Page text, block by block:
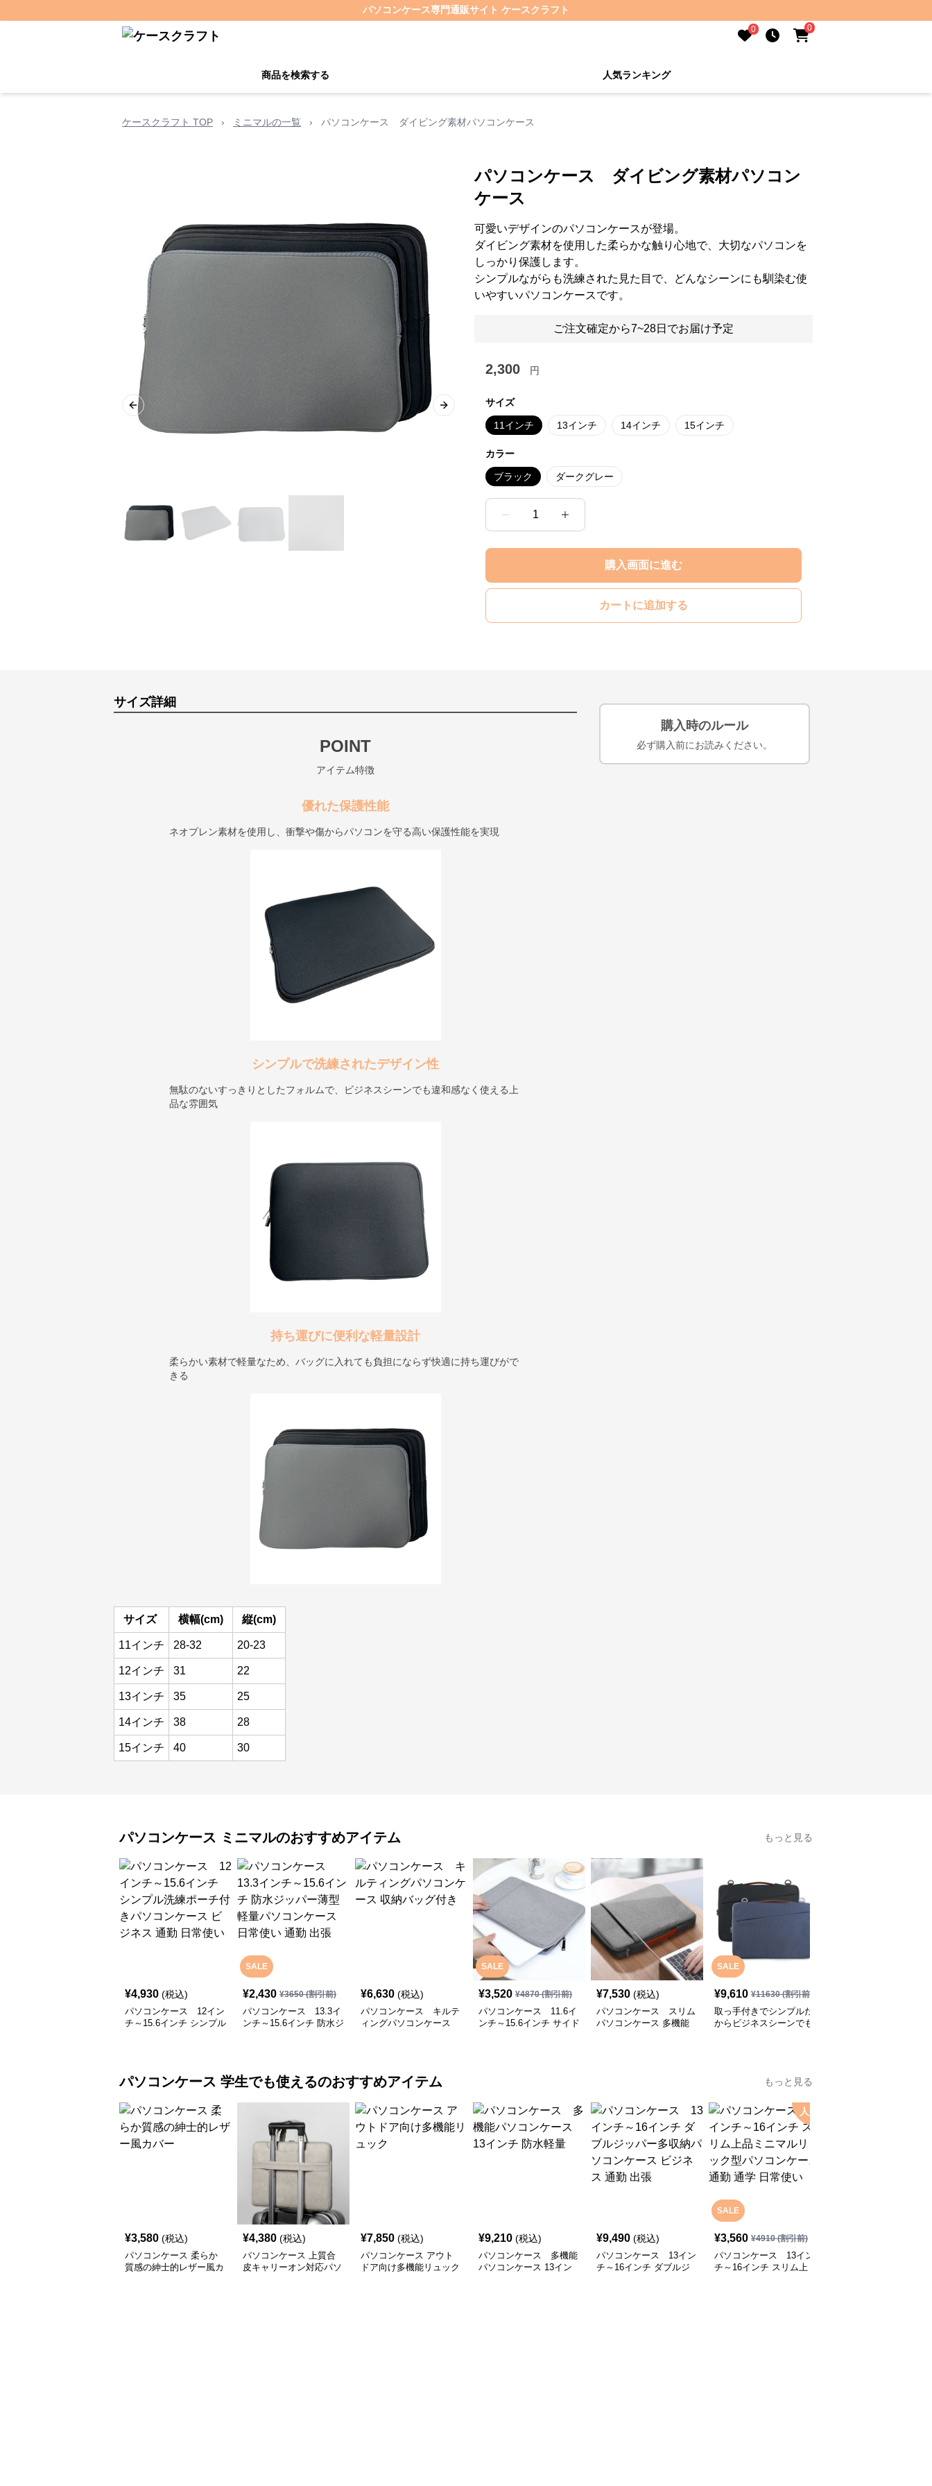
パソコンケース専門通販サイト ケースクラフト
0 0
商品を検索する 人気ランキング
ケースクラフト TOP › ミニマルの一覧 › パソコンケース ダイビング素材パソコンケース
Previous slide Next slide
パソコンケース ダイビング素材パソコン
ケース
可愛いデザインのパソコンケースが登場。
ダイビング素材を使用した柔らかな触り心地で、大切なパソコンを
しっかり保護します。
シンプルながらも洗練された見た目で、どんなシーンにも馴染む使
いやすいパソコンケースです。
ご注文確定から7~28日でお届け予定
2,300 円
サイズ
11インチ 13インチ 14インチ 15インチ
カラー
ブラック ダークグレー
1
購入画面に進む
カートに追加する
サイズ詳細
POINT
アイテム特徴
優れた保護性能
ネオプレン素材を使用し、衝撃や傷からパソコンを守る高い保護性能を実現
シンプルで洗練されたデザイン性
無駄のないすっきりとしたフォルムで、ビジネスシーンでも違和感なく使える上
品な雰囲気
持ち運びに便利な軽量設計
柔らかい素材で軽量なため、バッグに入れても負担にならず快適に持ち運びがで
きる
サイズ 横幅(cm) 縦(cm)
11インチ 28-32 20-23
12インチ 31 22
13インチ 35 25
14インチ 38 28
15インチ 40 30
購入時のルール
必ず購入前にお読みください。
パソコンケース ミニマルのおすすめアイテム もっと見る
¥4,930 (税込)
パソコンケース 12イン
チ～15.6インチ シンプル
SALE
¥2,430 ¥3650(割引前)
パソコンケース 13.3イ
ンチ～15.6インチ 防水ジ
¥6,630 (税込)
パソコンケース キルテ
ィングパソコンケース
SALE
¥3,520 ¥4870(割引前)
パソコンケース 11.6イ
ンチ～15.6インチ サイド
¥7,530 (税込)
パソコンケース スリム
パソコンケース 多機能
SALE
¥9,610 ¥11630(割引前)
取っ手付きでシンプルだ
からビジネスシーンでも
パソコンケース 学生でも使えるのおすすめアイテム もっと見る
¥3,580 (税込)
パソコンケース 柔らか
質感の紳士的レザー風カ
¥4,380 (税込)
パソコンケース 上質合
皮キャリーオン対応パソ
¥7,850 (税込)
パソコンケース アウト
ドア向け多機能リュック
¥9,210 (税込)
パソコンケース 多機能
パソコンケース 13イン
¥9,490 (税込)
パソコンケース 13イン
チ～16インチ ダブルジ
SALE
人気
¥3,560 ¥4910(割引前)
パソコンケース 13イン
チ～16インチ スリム上